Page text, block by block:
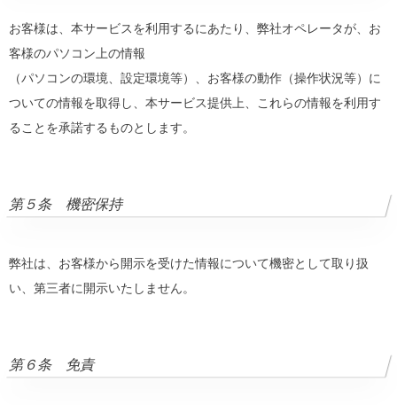
お客様は、本サービスを利用するにあたり、弊社オペレータが、お
客様のパソコン上の情報
（パソコンの環境、設定環境等）、お客様の動作（操作状況等）に
ついての情報を取得し、本サービス提供上、これらの情報を利用す
ることを承諾するものとします。
第５条 機密保持
弊社は、お客様から開示を受けた情報について機密として取り扱
い、第三者に開示いたしません。
第６条 免責